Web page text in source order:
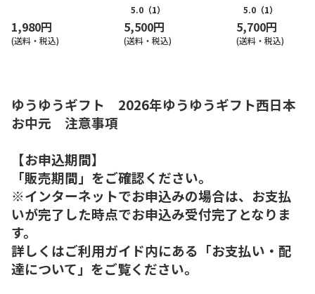
1,980円
(送料・税込)
5.0 （1）
5,500円
(送料・税込)
5.0 （1）
5,700円
(送料・税込)
ゆうゆうギフト 2026年ゆうゆうギフト西日本
お中元 注意事項
【お申込期間】
「販売期間」をご確認ください。
※インターネットでお申込みの場合は、お支払
いが完了した時点でお申込み受付完了となりま
す。
詳しくはご利用ガイド内にある「お支払い・配
達について」をご覧ください。